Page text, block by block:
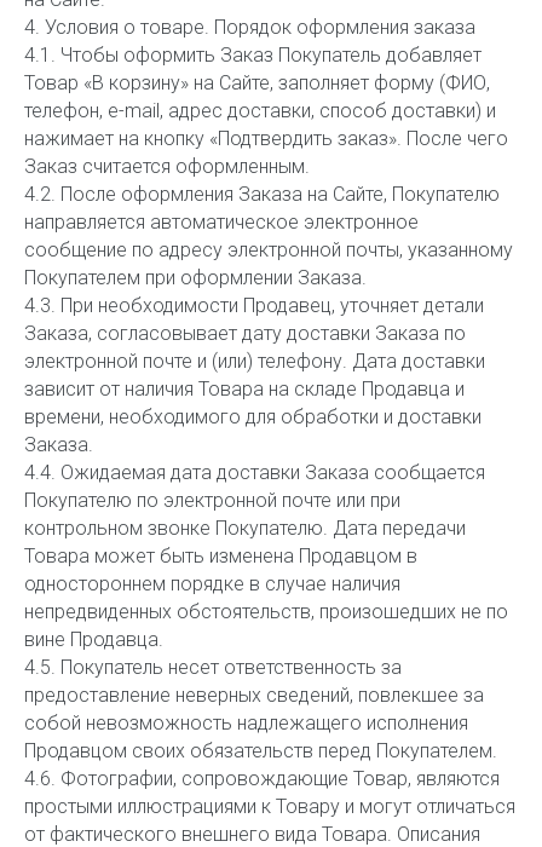
4. Условия о товаре. Порядок оформления заказа
4.1. Чтобы оформить Заказ Покупатель добавляет
Товар «В корзину» на Сайте, заполняет форму (ФИО,
телефон, e-mail, адрес доставки, способ доставки) и
нажимает на кнопку «Подтвердить заказ». После чего
Заказ считается оформленным.
4.2. После оформления Заказа на Сайте, Покупателю
направляется автоматическое электронное
сообщение по адресу электронной почты, указанному
Покупателем при оформлении Заказа.
4.3. При необходимости Продавец, уточняет детали
Заказа, согласовывает дату доставки Заказа по
электронной почте и (или) телефону. Дата доставки
зависит от наличия Товара на складе Продавца и
времени, необходимого для обработки и доставки
Заказа.
4.4. Ожидаемая дата доставки Заказа сообщается
Покупателю по электронной почте или при
контрольном звонке Покупателю. Дата передачи
Товара может быть изменена Продавцом в
одностороннем порядке в случае наличия
непредвиденных обстоятельств, произошедших не по
вине Продавца.
4.5. Покупатель несет ответственность за
предоставление неверных сведений, повлекшее за
собой невозможность надлежащего исполнения
Продавцом своих обязательств перед Покупателем.
4.6. Фотографии, сопровождающие Товар, являются
простыми иллюстрациями к Товару и могут отличаться
от фактического внешнего вида Товара. Описания